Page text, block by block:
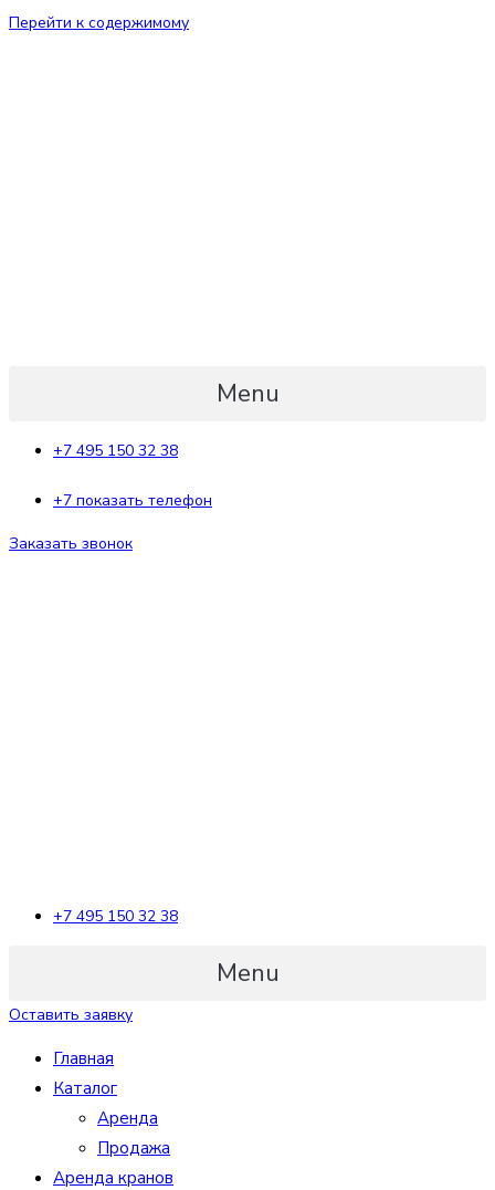
Перейти к содержимому
Menu
+7 495 150 32 38
+7 показать телефон
Заказать звонок
+7 495 150 32 38
Menu
Оставить заявку
Главная
Каталог
Аренда
Продажа
Аренда кранов